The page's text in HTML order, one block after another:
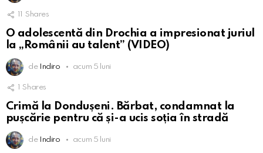
11 Shares
O adolescentă din Drochia a impresionat juriul
la „Românii au talent” (VIDEO)
de Indiro acum 5 luni
1 Shares
Crimă la Dondușeni. Bărbat, condamnat la
pușcărie pentru că și-a ucis soția în stradă
de Indiro acum 5 luni